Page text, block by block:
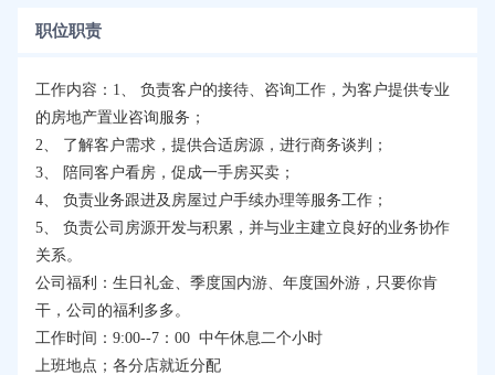
职位职责
工作内容：1、 负责客户的接待、咨询工作，为客户提供专业
的房地产置业咨询服务；
2、 了解客户需求，提供合适房源，进行商务谈判；
3、 陪同客户看房，促成一手房买卖；
4、 负责业务跟进及房屋过户手续办理等服务工作；
5、 负责公司房源开发与积累，并与业主建立良好的业务协作
关系。
公司福利：生日礼金、季度国内游、年度国外游，只要你肯
干，公司的福利多多。
工作时间：9:00--7：00 中午休息二个小时
上班地点；各分店就近分配